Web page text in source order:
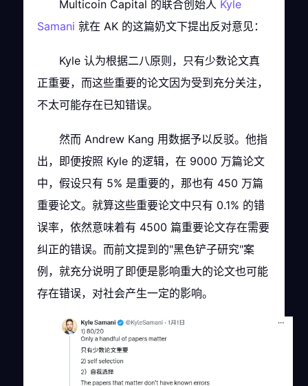
Multicoin Capital 的联合创始人 Kyle
Samani 就在 AK 的这篇奶文下提出反对意见：
Kyle 认为根据二八原则，只有少数论文真
正重要，而这些重要的论文因为受到充分关注，
不太可能存在已知错误。
然而 Andrew Kang 用数据予以反驳。他指
出，即便按照 Kyle 的逻辑，在 9000 万篇论文
中，假设只有 5% 是重要的，那也有 450 万篇
重要论文。就算这些重要论文中只有 0.1% 的错
误率，依然意味着有 4500 篇重要论文存在需要
纠正的错误。而前文提到的"黑色铲子研究"案
例，就充分说明了即便是影响重大的论文也可能
存在错误，对社会产生一定的影响。